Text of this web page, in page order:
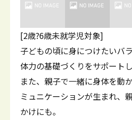
[2歳?6歳未就学児対象]
子どもの頃に身につけたいバ
体力の基礎づくりをサポートし
また、親子で一緒に身体を動
ミュニケーションが生まれ、
かけにも。